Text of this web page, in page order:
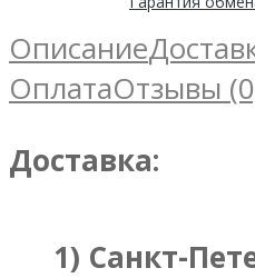
Описание
ОплатаОтзывы
Доставка:
1) Санкт-